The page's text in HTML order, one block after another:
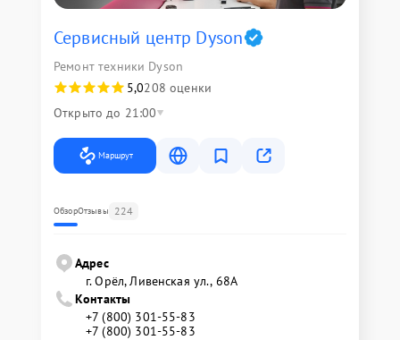
Сервисный центр Dyson
Ремонт техники Dyson
5,0208 оценки
Открыто до 21:00
Маршрут
ОбзорОтзывы 224
Адрес
г. Орёл, Ливенская ул., 68А
Контакты
+7 (800) 301-55-83
+7 (800) 301-55-83